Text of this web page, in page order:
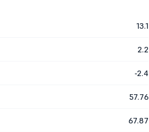
13.1
2.2
-2.4
57.76
67.87